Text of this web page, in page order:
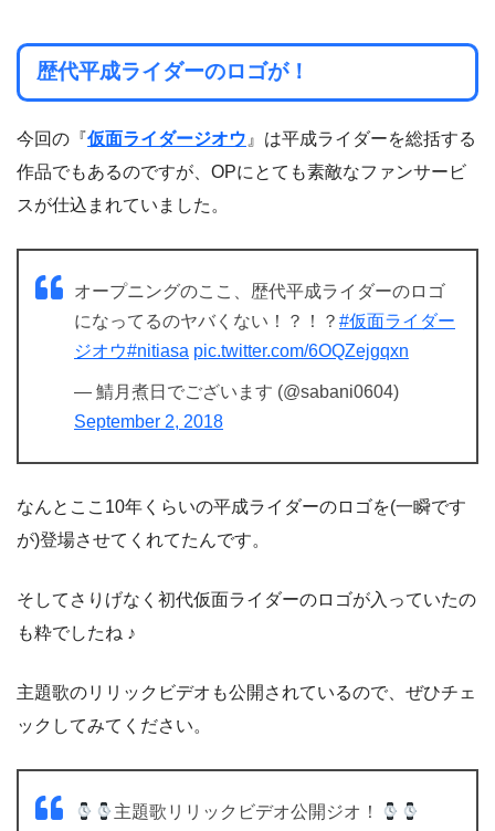
歴代平成ライダーのロゴが！
今回の『仮面ライダージオウ 』は平成ライダーを総括する
作品でもあるのですが、OPにとても素敵なファンサービ
スが仕込まれていました。
オープニングのここ、歴代平成ライダーのロゴ
になってるのヤバくない！？！？ #仮面ライダー
ジオウ#nitiasa pic.twitter.com/6OQZejgqxn
— 鯖月煮日でございます (@sabani0604)
September 2, 2018
なんとここ10年くらいの平成ライダーのロゴを(一瞬です
が)登場させてくれてたんです。
そしてさりげなく初代仮面ライダーのロゴが入っていたの
も粋でしたね ♪
主題歌のリリックビデオも公開されているので、ぜひチェ
ックしてみてください。
主題歌リリックビデオ公開ジオ！